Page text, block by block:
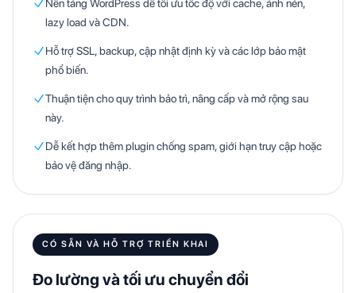
Nền tảng WordPress dễ tối ưu tốc độ với cache, ảnh nén,
lazy load và CDN.
Hỗ trợ SSL, backup, cập nhật định kỳ và các lớp bảo mật
phổ biến.
Thuận tiện cho quy trình bảo trì, nâng cấp và mở rộng sau
này.
Dễ kết hợp thêm plugin chống spam, giới hạn truy cập hoặc
bảo vệ đăng nhập.
CÓ SẴN VÀ HỖ TRỢ TRIỂN KHAI
Đo lường và tối ưu chuyển đổi